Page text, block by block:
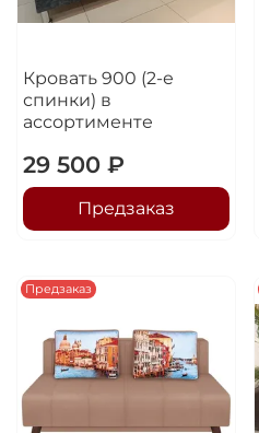
Кровать 900 (2-е
спинки) в
ассортименте
29 500 ₽
Предзаказ
Предзаказ